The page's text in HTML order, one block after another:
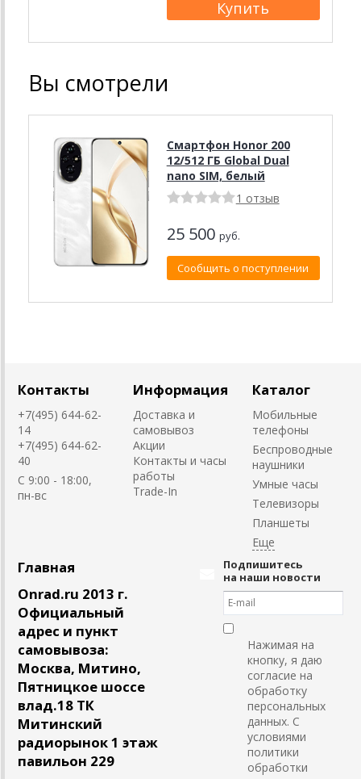
Вы смотрели
Смартфон Honor 200
12/512 ГБ Global Dual
nano SIM, белый
1 отзыв
25 500 руб.
Сообщить о поступлении
Контакты
+7(495) 644-62-
14
+7(495) 644-62-
40
C 9:00 - 18:00,
пн-вс
Информация
Доставка и
самовывоз
Акции
Контакты и часы
работы
Trade-In
Каталог
Мобильные
телефоны
Беспроводные
наушники
Умные часы
Телевизоры
Планшеты
Главная
Onrad.ru 2013 г.
Официальный
адрес и пункт
самовывоза:
Москва, Митино,
Пятницкое шоссе
влад.18 ТК
Митинский
радиорынок 1 этаж
павильон 229
Подпишитесь
на наши новости
Нажимая на
кнопку, я даю
согласие на
обработку
персональных
данных. С
условиями
политики
обработки